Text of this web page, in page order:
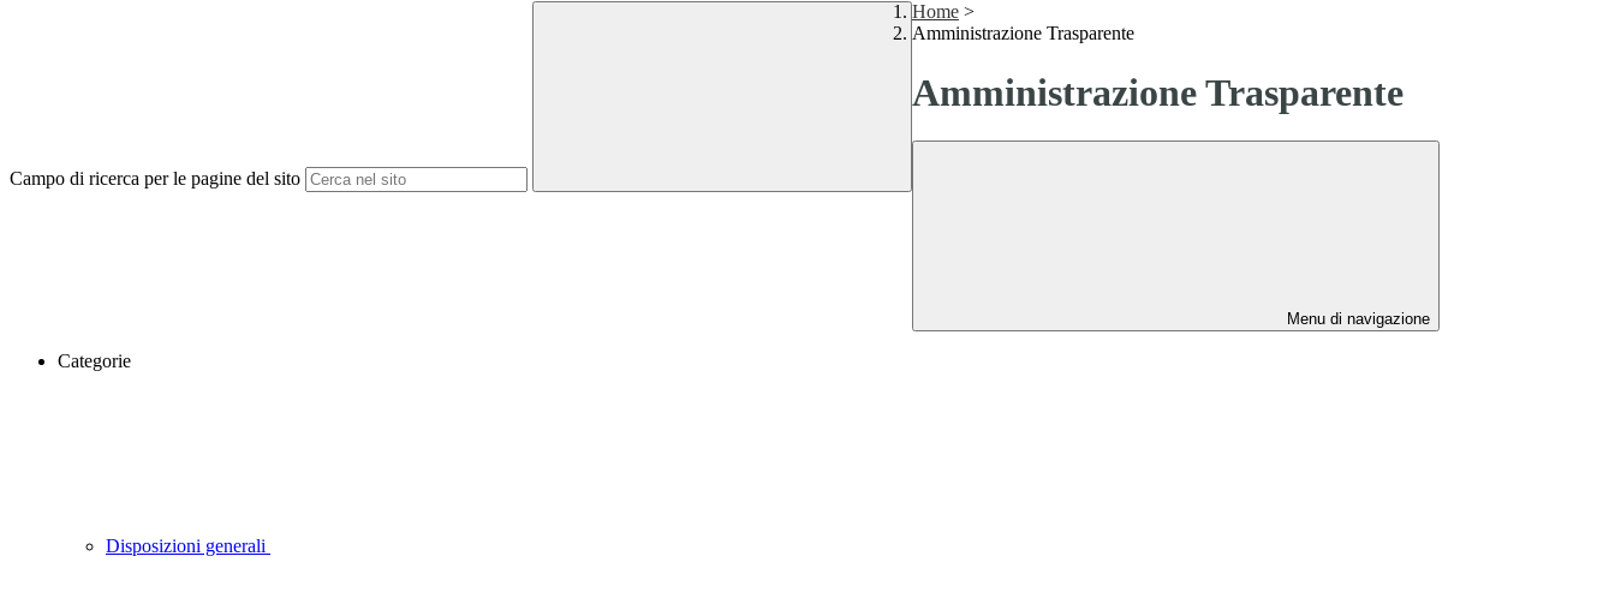
Campo di ricerca per le pagine del sito
Home >
Amministrazione Trasparente
Amministrazione Trasparente
Menu di navigazione
Categorie
Disposizioni generali